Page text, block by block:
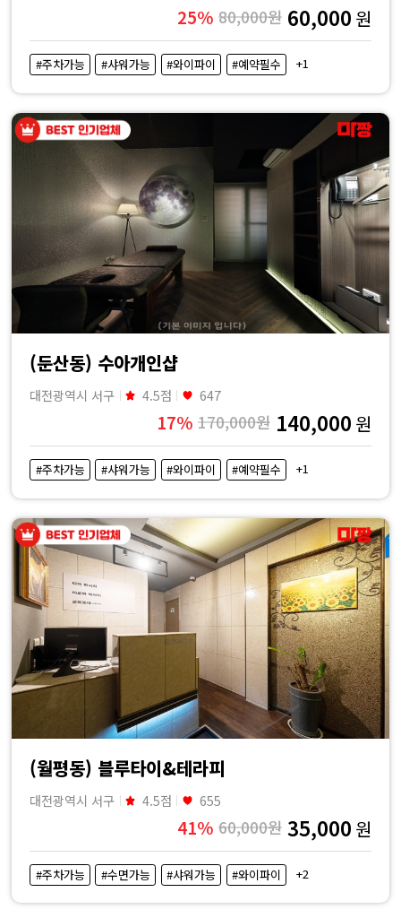
25% 80,000원 60,000 원
#주차가능 #샤워가능 #와이파이 #예약필수 +1
(둔산동) 수아개인샵
대전광역시 서구 4.5점 647
17% 170,000원 140,000 원
#주차가능 #샤워가능 #와이파이 #예약필수 +1
(월평동) 블루타이&테라피
대전광역시 서구 4.5점 655
41% 60,000원 35,000 원
#주차가능 #수면가능 #샤워가능 #와이파이 +2